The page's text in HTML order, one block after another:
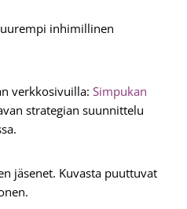
inhimillinen
verkkosivuilla: Simpukan
strategian suunnittelu
jäsenet. Kuvasta puuttuvat